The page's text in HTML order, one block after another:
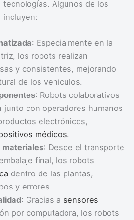
tecnologías. Algunos de los
incluyen:
: Especialmente en la
los robots realizan
y consistentes, mejorando
de los vehículos.
: Robots colaborativos
junto con operadores humanos
electrónicos,
médicos.
materiales: Desde el transporte
final, los robots
dentro de las plantas,
y errores.
: Gracias a sensores
por computadora, los robots